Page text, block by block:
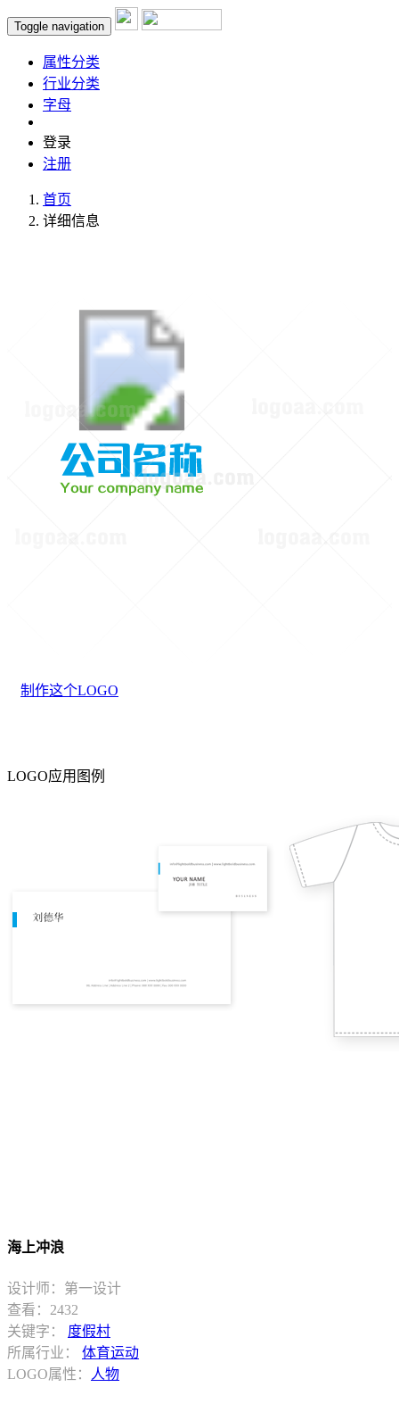
Toggle navigation
属性分类
行业分类
字母
登录
注册
首页
详细信息
制作这个LOGO
LOGO应用图例
海上冲浪
设计师：第一设计
查看：2432
关键字： 度假村
所属行业： 体育运动
LOGO属性：
人物